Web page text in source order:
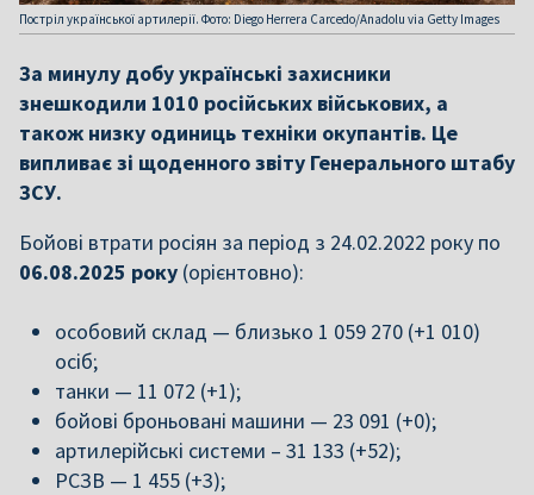
Постріл української артилерії. Фото: Diego Herrera Carcedo/Anadolu via Getty Images
За минулу добу українські захисники
знешкодили 1010 російських військових, а
також низку одиниць техніки окупантів. Це
випливає зі щоденного звіту Генерального штабу
ЗСУ.
Бойові втрати росіян за період з 24.02.2022 року по
06.08.2025 року (орієнтовно):
особовий склад — близько 1 059 270 (+1 010)
осіб;
танки — 11 072 (+1);
бойові броньовані машини — 23 091 (+0);
артилерійські системи – 31 133 (+52);
РСЗВ — 1 455 (+3);